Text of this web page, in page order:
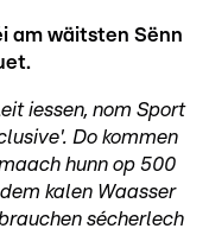
am wäitsten Sënn
iessen, nom Sport
Do kommen
hunn op 500
kalen Waasser
sécherlech